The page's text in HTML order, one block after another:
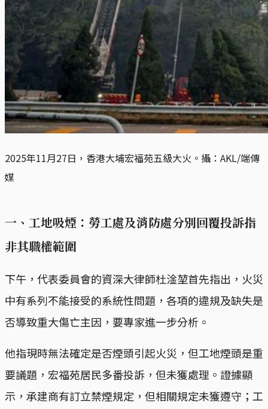
2025年11月27日，香港大埔宏福苑五級大火。攝：AKL/端傳
媒
一、工地吸煙：勞工處及消防處分別回覆投訴指
非其職權範圍
下午，代表委員會的資深大律師杜淦堃首先指出，火災
中有系列不能接受的系統性問題，各項的違規及缺失是
否導致重大傷亡主因，要專家進一步分析。
他指現時無法確定是否煙頭引起火災，但工地煙頭是重
要議題，宏福苑居民多番投訴，但未獲處理。證據顯
示，承建商有訂立禁煙規定，但相關規定未獲遵守；工